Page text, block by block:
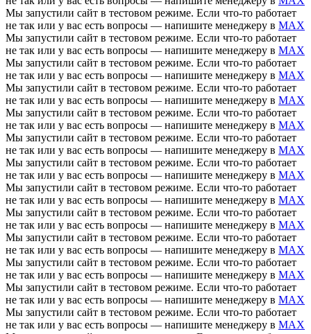
Мы запустили сайт в тестовом режиме. Если что-то работает
не так или у вас есть вопросы — напишите менеджеру в MAX
Мы запустили сайт в тестовом режиме. Если что-то работает
не так или у вас есть вопросы — напишите менеджеру в MAX
Мы запустили сайт в тестовом режиме. Если что-то работает
не так или у вас есть вопросы — напишите менеджеру в MAX
Мы запустили сайт в тестовом режиме. Если что-то работает
не так или у вас есть вопросы — напишите менеджеру в MAX
Мы запустили сайт в тестовом режиме. Если что-то работает
не так или у вас есть вопросы — напишите менеджеру в MAX
Мы запустили сайт в тестовом режиме. Если что-то работает
не так или у вас есть вопросы — напишите менеджеру в MAX
Мы запустили сайт в тестовом режиме. Если что-то работает
не так или у вас есть вопросы — напишите менеджеру в MAX
Мы запустили сайт в тестовом режиме. Если что-то работает
не так или у вас есть вопросы — напишите менеджеру в MAX
Мы запустили сайт в тестовом режиме. Если что-то работает
не так или у вас есть вопросы — напишите менеджеру в MAX
Мы запустили сайт в тестовом режиме. Если что-то работает
не так или у вас есть вопросы — напишите менеджеру в MAX
Мы запустили сайт в тестовом режиме. Если что-то работает
не так или у вас есть вопросы — напишите менеджеру в MAX
Мы запустили сайт в тестовом режиме. Если что-то работает
не так или у вас есть вопросы — напишите менеджеру в MAX
Мы запустили сайт в тестовом режиме. Если что-то работает
не так или у вас есть вопросы — напишите менеджеру в MAX